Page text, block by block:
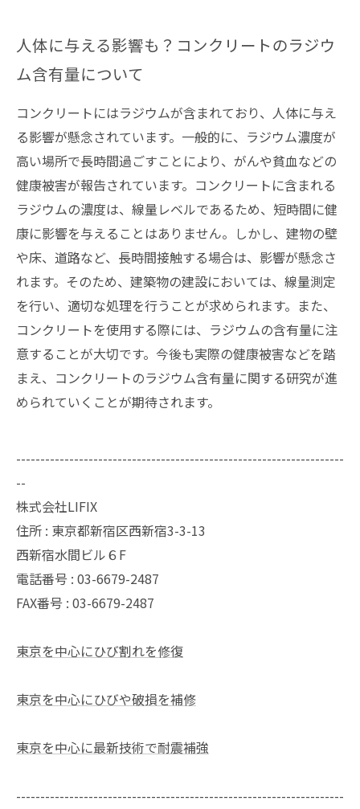
人体に与える影響も？コンクリートのラジウ
ム含有量について
コンクリートにはラジウムが含まれており、人体に与え
る影響が懸念されています。一般的に、ラジウム濃度が
高い場所で長時間過ごすことにより、がんや貧血などの
健康被害が報告されています。コンクリートに含まれる
ラジウムの濃度は、線量レベルであるため、短時間に健
康に影響を与えることはありません。しかし、建物の壁
や床、道路など、長時間接触する場合は、影響が懸念さ
れます。そのため、建築物の建設においては、線量測定
を行い、適切な処理を行うことが求められます。また、
コンクリートを使用する際には、ラジウムの含有量に注
意することが大切です。今後も実際の健康被害などを踏
まえ、コンクリートのラジウム含有量に関する研究が進
められていくことが期待されます。
--------------------------------------------------------------------
--
株式会社LIFIX
住所 : 東京都新宿区西新宿3-3-13
西新宿水間ビル６F
電話番号 : 03-6679-2487
FAX番号 : 03-6679-2487
東京を中心にひび割れを修復
東京を中心にひびや破損を補修
東京を中心に最新技術で耐震補強
--------------------------------------------------------------------